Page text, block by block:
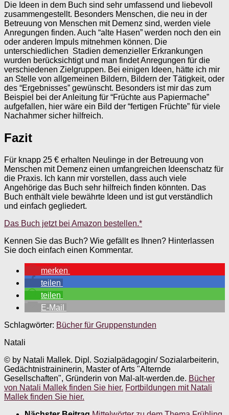
Die Ideen in dem Buch sind sehr umfassend und liebevoll
zusammengestellt. Besonders Menschen, die neu in der
Betreuung von Menschen mit Demenz sind, werden viele
Anregungen finden. Auch “alte Hasen” werden noch den ein
oder anderen Impuls mitnehmen können. Die
unterschiedlichen Stadien demenzieller Erkrankungen
wurden berücksichtigt und man findet Anregungen für die
verschiedenen Zielgruppen. Bei einigen Ideen, hätte ich mir
an Stelle von allgemeinen Bildern, Bildern der Tätigkeit, oder
des “Ergebnisses” gewünscht. Besonders ist mir das zum
Beispiel bei der Anleitung für “Früchte aus Papiermache”
aufgefallen, hier wäre ein Bild der “fertigen Früchte” für viele
Nachahmer sicher hilfreich.
Fazit
Für knapp 25 € erhalten Neulinge in der Betreuung von
Menschen mit Demenz einen umfangreichen Ideenschatz für
die Praxis. Ich kann mir vorstellen, dass auch viele
Angehörige das Buch sehr hilfreich finden könnten. Das
Buch enthält viele bewährte Ideen und ist gut verständlich
und einfach gegliedert.
Das Buch jetzt bei Amazon bestellen.*
Kennen Sie das Buch? Wie gefällt es Ihnen? Hinterlassen
Sie doch einfach einen Kommentar.
merken
teilen
teilen
E-Mail
Schlagwörter: Bücher für Gruppenstunden
Natali
© by Natali Mallek. Dipl. Sozialpädagogin/ Sozialarbeiterin,
Gedächtnistraininerin, Master of Arts "Alternde
Gesellschaften", Gründerin von Mal-alt-werden.de. Bücher
von Natali Mallek finden Sie hier. Fortbildungen mit Natali
Mallek finden Sie hier.